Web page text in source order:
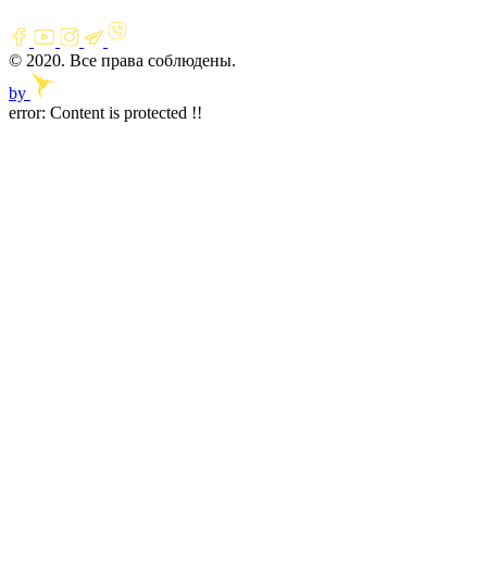
© 2020. Все права соблюдены.
by
error: Content is protected !!